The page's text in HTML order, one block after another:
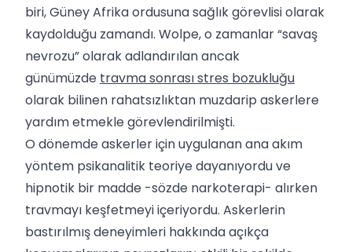
biri, Güney Afrika ordusuna sağlık görevlisi olarak
kaydolduğu zamandı. Wolpe, o zamanlar “savaş
nevrozu” olarak adlandırılan ancak
günümüzde travma sonrası stres bozukluğu
olarak bilinen rahatsızlıktan muzdarip askerlere
yardım etmekle görevlendirilmişti.
O dönemde askerler için uygulanan ana akım
yöntem psikanalitik teoriye dayanıyordu ve
hipnotik bir madde -sözde narkoterapi- alırken
travmayı keşfetmeyi içeriyordu. Askerlerin
bastırılmış deneyimleri hakkında açıkça